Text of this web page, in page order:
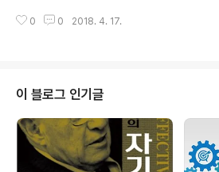
책임을 맡은 영국의 처칠이었다. 처칠은 대단한 리더
면서, 또한 많은 사람들의 삶을 향상시키는 원천이다
악을 들으면서 오늘날에도 깊은 예술적 감동을 향유
다. 경제분야 뛰어난 기업가들이 이룩한 성취는 많은
를 더해주었다. 탁월함은 ..
0 0 2018. 4. 17.
이 블로그 인기글